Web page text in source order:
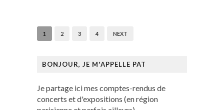
1 2 3 4 NEXT
BONJOUR, JE M'APPELLE PAT
Je partage ici mes comptes-rendus de
concerts et d'expositions (en région